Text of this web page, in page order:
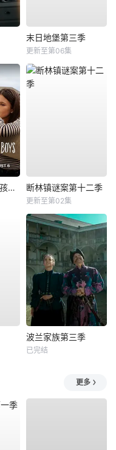
末日地堡第三季
更新至第06集
我与沃尔特家男孩的生活第三季 断林镇谜案第十二季
更新至第02集
波兰家族第三季
已完结
更多